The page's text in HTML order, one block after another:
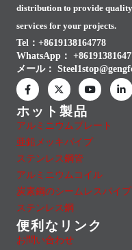
distribution to provide
services for your projects.
Tel：+8619138164778
WhatsApp：
メール：
ホット製品
アルミニウムプレート
亜鉛メッキパイプ
ステンレス鋼管
アルミニウムコイル
炭素鋼のシームレスパイプ
ステンレス鋼
便利なリンク
お問い合わせ